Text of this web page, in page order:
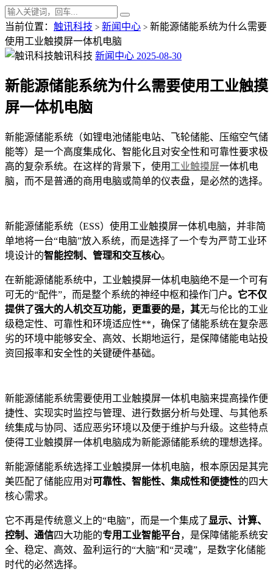
当前位置： 触讯科技 > 新闻中心 > 新能源储能系统为什么需要
使用工业触摸屏一体机电脑
触讯科技 新闻中心 2025-08-30
新能源储能系统为什么需要使用工业触摸
屏一体机电脑
新能源储能系统（如锂电池储能电站、飞轮储能、压缩空气储
能等）是一个高度集成化、智能化且对安全性和可靠性要求极
高的复杂系统。在这样的背景下，使用 工业触摸屏一体机电
脑，而不是普通的商用电脑或简单的仪表盘，是必然的选择。
新能源储能系统（ESS）使用工业触摸屏一体机电脑，并非简
单地将一台“电脑”放入系统，而是选择了一个专为严苛工业环
境设计的智能控制、管理和交互核心。
在新能源储能系统中，工业触摸屏一体机电脑绝不是一个可有
可无的“配件”，而是整个系统的神经中枢和操作门户。它不仅
提供了强大的人机交互功能，更重要的是，其无与伦比的工业
级稳定性、可靠性和环境适应性**，确保了储能系统在复杂恶
劣的环境中能够安全、高效、长期地运行，是保障储能电站投
资回报率和安全性的关键硬件基础。
新能源储能系统需要使用工业触摸屏一体机电脑来提高操作便
捷性、实现实时监控与管理、进行数据分析与处理、与其他系
统集成与协同、适应恶劣环境以及便于维护与升级。这些特点
使得工业触摸屏一体机电脑成为新能源储能系统的理想选择。
新能源储能系统选择工业触摸屏一体机电脑，根本原因是其完
美匹配了储能应用对可靠性、智能性、集成性和便捷性的四大
核心需求。
它不再是传统意义上的“电脑”，而是一个集成了 显示、计算、
控制、通信四大功能的专用工业智能平台，是保障储能系统安
全、稳定、高效、盈利运行的“大脑”和“灵魂”，是数字化储能
时代的必然选择。